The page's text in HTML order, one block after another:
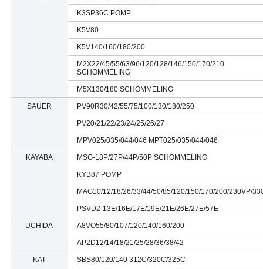
K3SP36C POMP
K5V80
K5V140/160/180/200
M2X22/45/55/63/96/120/128/146/150/170/210
SCHOMMELING
M5X130/180 SCHOMMELING
SAUER PV90R30/42/55/75/100/130/180/250
PV20/21/22/23/24/25/26/27
MPV025/035/044/046 MPT025/035/044/046
KAYABA MSG-18P/27P/44P/50P SCHOMMELING
KYB87 POMP
MAG10/12/18/26/33/44/50/85/120/150/170/200/230VP/
PSVD2-13E/16E/17E/19E/21E/26E/27E/57E
UCHIDA A8VO55/80/107/120/140/160/200
AP2D12/14/18/21/25/28/36/38/42
KAT SBS80/120/140 312C/320C/325C